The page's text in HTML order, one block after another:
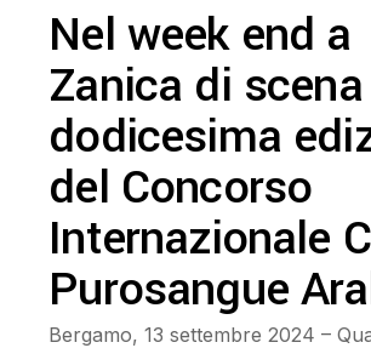
Nel week end a
Zanica di
dodicesima
del Concorso
Internazionale
Purosangue
Bergamo, 13 settembre 2024 –